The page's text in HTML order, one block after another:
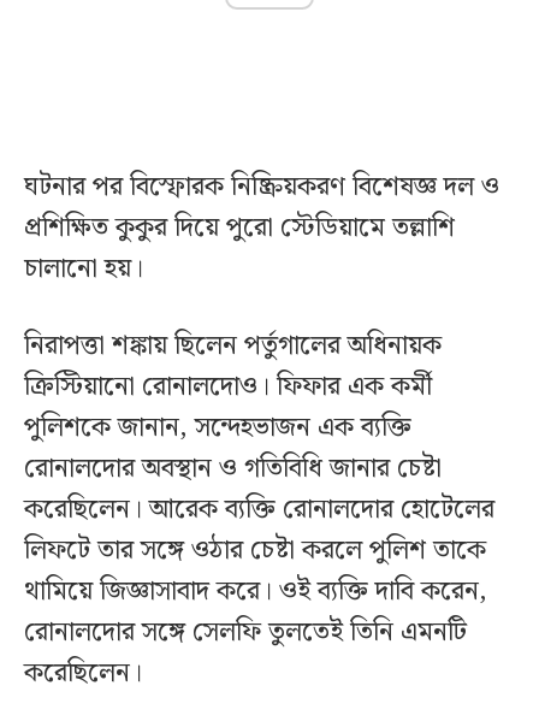
ঘটনার পর বিস্ফোরক নিষ্ক্রিয়করণ বিশেষজ্ঞ দল ও
প্রশিক্ষিত কুকুর দিয়ে পুরো স্টেডিয়ামে তল্লাশি
চালানো হয়।
নিরাপত্তা শঙ্কায় ছিলেন পর্তুগালের অধিনায়ক
ক্রিস্টিয়ানো রোনালদোও। ফিফার এক কর্মী
পুলিশকে জানান, সন্দেহভাজন এক ব্যক্তি
রোনালদোর অবস্থান ও গতিবিধি জানার চেষ্টা
করেছিলেন। আরেক ব্যক্তি রোনালদোর হোটেলের
লিফটে তার সঙ্গে ওঠার চেষ্টা করলে পুলিশ তাকে
থামিয়ে জিজ্ঞাসাবাদ করে। ওই ব্যক্তি দাবি করেন,
রোনালদোর সঙ্গে সেলফি তুলতেই তিনি এমনটি
করেছিলেন।